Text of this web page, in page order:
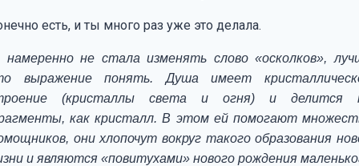
есть, и ты много раз уже это делала.
намеренно не стала изменять слово «осколков»,
выражение понять. Душа имеет
(кристаллы света и огня) и делится
как кристалл. В этом ей помогают
они хлопочут вокруг такого образования
и являются «повитухами» нового рождения